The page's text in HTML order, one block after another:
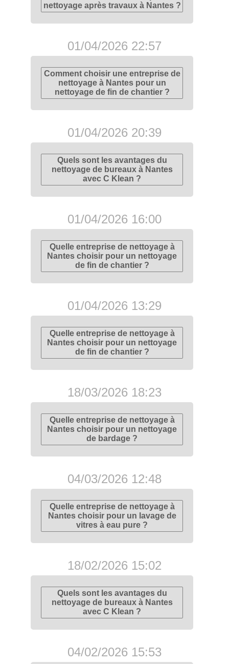
nettoyage après travaux à Nantes ?
01/04/2026 22:57
Comment choisir une entreprise de
nettoyage à Nantes pour un
nettoyage de fin de chantier ?
01/04/2026 20:39
Quels sont les avantages du
nettoyage de bureaux à Nantes
avec C Klean ?
01/04/2026 16:00
Quelle entreprise de nettoyage à
Nantes choisir pour un nettoyage
de fin de chantier ?
01/04/2026 13:29
Quelle entreprise de nettoyage à
Nantes choisir pour un nettoyage
de fin de chantier ?
18/03/2026 18:23
Quelle entreprise de nettoyage à
Nantes choisir pour un nettoyage
de bardage ?
04/03/2026 12:48
Quelle entreprise de nettoyage à
Nantes choisir pour un lavage de
vitres à eau pure ?
18/02/2026 15:02
Quels sont les avantages du
nettoyage de bureaux à Nantes
avec C Klean ?
04/02/2026 15:53